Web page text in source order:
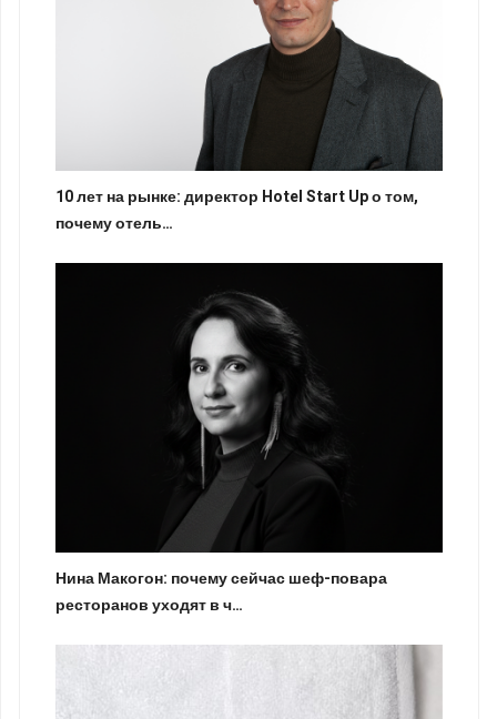
10 лет на рынке: директор Hotel Start Up о том,
почему отель…
Нина Макогон: почему сейчас шеф-повара
ресторанов уходят в ч…